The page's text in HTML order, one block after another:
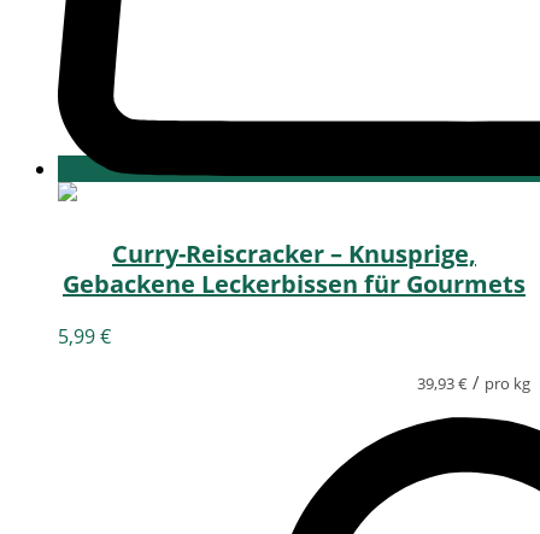
Curry-Reiscracker – Knusprige,
Gebackene Leckerbissen für Gourmets
5,99€
39,93€ / pro kg